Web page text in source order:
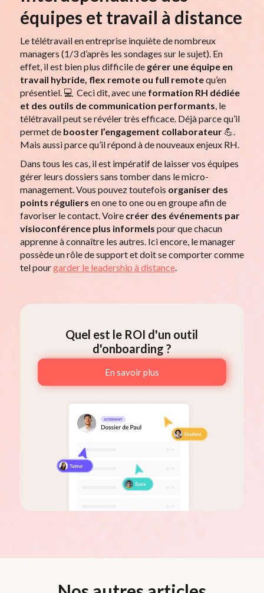
équipes et travail à distance
Le télétravail en entreprise inquiète de nombreux
managers (1/3 d’après les sondages sur le sujet). En
effet, il est bien plus difficile de gérer une équipe en
travail hybride, flex remote ou full remotequ’en
présentiel. 💻 Ceci dit, avec une formation RH dédiée
et des outils de communication performants, le
télétravail peut se révéler très efficace. Déjà parce qu’il
permet de booster l’engagement collaborateur 💪.
Mais aussi parce qu’il répond à de nouveaux enjeux RH.
Dans tous les cas, il est impératif de laisser vos équipes
gérer leurs dossiers sans tomber dans le micro-
management. Vous pouvez toutefois organiser des
points réguliers en one to one ou en groupe afin de
favoriser le contact. Voire créer des événements par
visioconférence plus informels pour que chacun
apprenne à connaître les autres. Ici encore, le manager
possède un rôle de support et doit se comporter comme
tel pourgarder le leadership à distance.
Quel est le ROI d'un outil
d'onboarding ?
En savoir plus